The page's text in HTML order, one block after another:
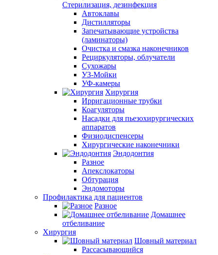
Стерилизация, дезинфекция
Автоклавы
Дистилляторы
Запечатывающие устройства
(ламинаторы)
Очистка и смазка наконечников
Рециркуляторы, облучатели
Сухожары
УЗ-Мойки
УФ-камеры
Хирургия
Ирригационные трубки
Коагуляторы
Насадки для пьезохирургических
аппаратов
Физиодиспенсеры
Хирургические наконечники
Эндодонтия
Разное
Апекслокаторы
Обтурация
Эндомоторы
Профилактика для пациентов
Разное
Домашнее
отбеливание
Хирургия
Шовный материал
Рассасывающийся